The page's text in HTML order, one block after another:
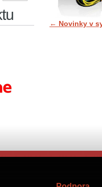
← Novinky v